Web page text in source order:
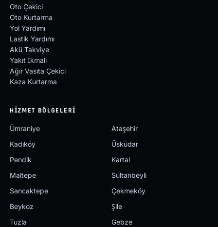
Oto Çekici
Oto Kurtarma
Yol Yardımı
Lastik Yardımı
Akü Takviye
Yakıt İkmali
Ağır Vasıta Çekici
Kaza Kurtarma
HIZMET BÖLGELERI
Ümraniye
Ataşehir
Kadıköy
Üsküdar
Pendik
Kartal
Maltepe
Sultanbeyli
Sancaktepe
Çekmeköy
Beykoz
Şile
Tuzla
Gebze